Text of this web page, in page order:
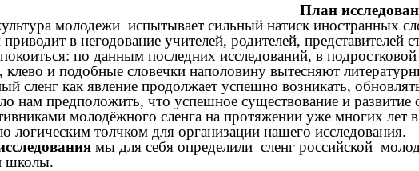
План
молодежи испытывает сильный натиск иностранных
в негодование учителей, родителей,
по данным последних исследований, в
клево и подобные словечки наполовину вытесняют
сленг как явление продолжает успешно возникать,
нам предположить, что успешное существование и
молодёжного сленга на протяжении уже многих лет
логическим толчком для организации нашего исследования.
мы для себя определили сленг российской
школы.